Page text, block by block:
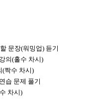
문장(워밍업) 듣기
의(홀수 차시)
수 차시)
습 문제 풀기
차시)